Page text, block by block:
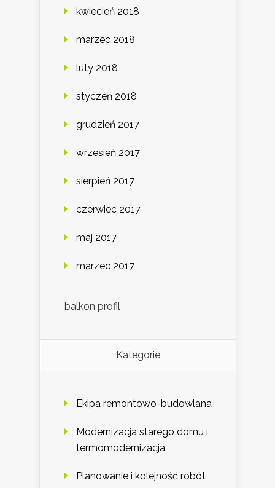
kwiecień 2018
marzec 2018
luty 2018
styczeń 2018
grudzień 2017
wrzesień 2017
sierpień 2017
czerwiec 2017
maj 2017
marzec 2017
balkon profil
Kategorie
Ekipa remontowo-budowlana
Modernizacja starego domu i
termomodernizacja
Planowanie i kolejność robót